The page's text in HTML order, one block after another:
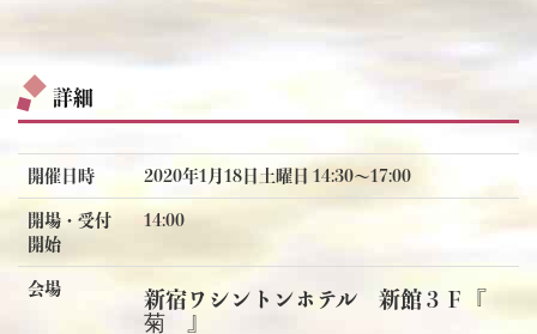
詳細
開催日時 2020年1月18日土曜日 14:30〜17:00
開場・受付
開始
14:00
会場
新宿ワシントンホテル 新館３Ｆ『
菊 』